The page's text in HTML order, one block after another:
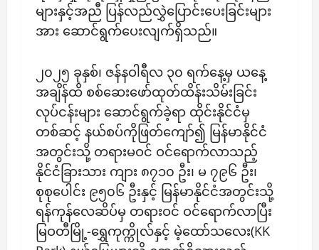
များနှင့်အညီ ပြန်လည်လွှဲပြောင်းပေးခြင်းများ
အား ဆောင်ရွက်ပေးလျက်ရှိသည်။
၂၀၂၅ ခုနှစ်၊ ဇန်နဝါရီလ ၃၀ ရက်နေ့မှ ယနေ့
အချိန်ထိ စစ်ဆေးဖော်ထုတ်ထိန်းသိမ်းခြင်း
လုပ်ငန်းများ ဆောင်ရွက်ခဲ့ရာ ထိုင်းနိုင်ငံမှ
တစ်ဆင့် နယ်စပ်ကိုဖြတ်ကျော်၍ မြန်မာနိုင်ငံ
အတွင်းသို့ တရားမဝင် ဝင်ရောက်လာသည့်
နိုင်ငံခြားသား ကျား ၈၇၁၀ ဦး၊ မ ၇၉၆ ဦး၊
စုစုပေါင်း ၉၅၀၆ ဦးနှင့် မြန်မာနိုင်ငံအတွင်းသို့
ရန်ကုန်လေဆိပ်မှ တရားဝင် ဝင်ရောက်လာပြီး
မြဝတီမြို့-ရွှေကုက္ကိုလ်နှင့် မဲ့ထော်သလေး(KK